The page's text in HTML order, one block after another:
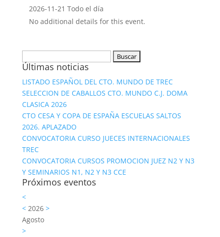
2026-11-21 Todo el día
No additional details for this event.
Últimas noticias
LISTADO ESPAÑOL DEL CTO. MUNDO DE TREC
SELECCION DE CABALLOS CTO. MUNDO C.J. DOMA
CLASICA 2026
CTO CESA Y COPA DE ESPAÑA ESCUELAS SALTOS
2026. APLAZADO
CONVOCATORIA CURSO JUECES INTERNACIONALES
TREC
CONVOCATORIA CURSOS PROMOCION JUEZ N2 Y N3
Y SEMINARIOS N1, N2 Y N3 CCE
Próximos eventos
<
<2026 >
Agosto
>